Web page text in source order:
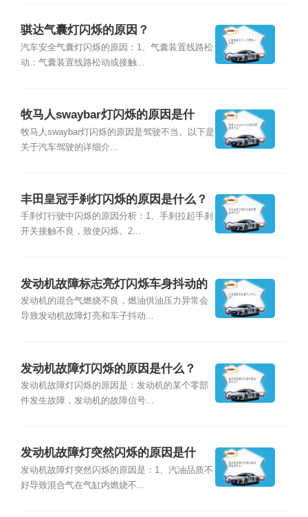
骐达气囊灯闪烁的原因？
汽车安全气囊灯闪烁的原因：1、气囊装置线路松
动：气囊装置线路松动或接触...
牧马人swaybar灯闪烁的原因是什
么？
牧马人swaybar灯闪烁的原因是驾驶不当。以下是
关于汽车驾驶的详细介...
丰田皇冠手刹灯闪烁的原因是什么？
手刹灯行驶中闪烁的原因分析：1、手刹拉起手刹
开关接触不良，致使闪烁。2...
发动机故障标志亮灯闪烁车身抖动的
原因是什么？
发动机的混合气燃烧不良，燃油供油压力异常会
导致发动机故障灯亮和车子抖动...
发动机故障灯闪烁的原因是什么？
发动机故障灯闪烁的原因是：发动机的某个零部
件发生故障，发动机的故障信号...
发动机故障灯突然闪烁的原因是什
么？
发动机故障灯突然闪烁的原因是：1、汽油品质不
好导致混合气在气缸内燃烧不...